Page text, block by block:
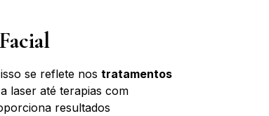
se reflete nostratamentos
laser até terapias com
resultados